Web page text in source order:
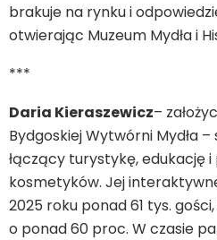
brakuje na rynku i
otwierając Muzeum Mydła i
***
Daria Kieraszewicz–
Bydgoskiej Wytwórni Mydła –
łączący turystykę, edukację
kosmetyków. Jej
2025 roku ponad 61 tys.
o ponad 60 proc. W czasie